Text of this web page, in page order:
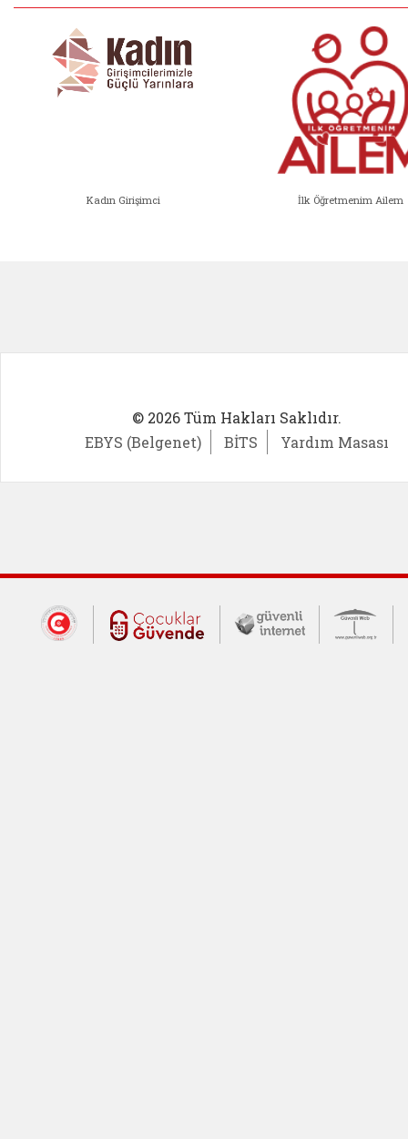
Kadın Girişimci İlk Öğretmenim Ailem
© 2026 Tüm Hakları Saklıdır.
EBYS (Belgenet)
BİTS Yardım Masası
Dış Bağlantılar
Cumhurbaşkanlığı İletişim Merkezi
Çocuklar Güvende (yeni
Güvenli